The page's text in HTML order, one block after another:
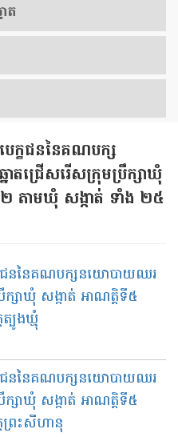
ត
បេក្ខជននៃគណបក្ស
ជ្រើសរើសក្រុមប្រឹក្សាឃុំ
តាមឃុំ សង្កាត់ ទាំង ២៥
ក្ខជននៃគណបក្សនយោបាយឈរ
ក្សាឃុំ សង្កាត់ អាណត្តិទី៥
បូងឃ្មុំ
ក្ខជននៃគណបក្សនយោបាយឈរ
ក្សាឃុំ សង្កាត់ អាណត្តិទី៥
ព្រះសីហានុ